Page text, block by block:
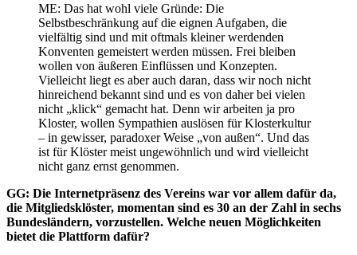
ME: Das hat wohl viele Gründe: Die
Selbstbeschränkung auf die eignen Aufgaben, die
vielfältig sind und mit oftmals kleiner werdenden
Konventen gemeistert werden müssen. Frei bleiben
wollen von äußeren Einflüssen und Konzepten.
Vielleicht liegt es aber auch daran, dass wir noch nicht
hinreichend bekannt sind und es von daher bei vielen
nicht „klick“ gemacht hat. Denn wir arbeiten ja pro
Kloster, wollen Sympathien auslösen für Klosterkultur
– in gewisser, paradoxer Weise „von außen“. Und das
ist für Klöster meist ungewöhnlich und wird vielleicht
nicht ganz ernst genommen.
GG: Die Internetpräsenz des Vereins war vor allem dafür da,
die Mitgliedsklöster, momentan sind es 30 an der Zahl in sechs
Bundesländern, vorzustellen. Welche neuen Möglichkeiten
bietet die Plattform dafür?